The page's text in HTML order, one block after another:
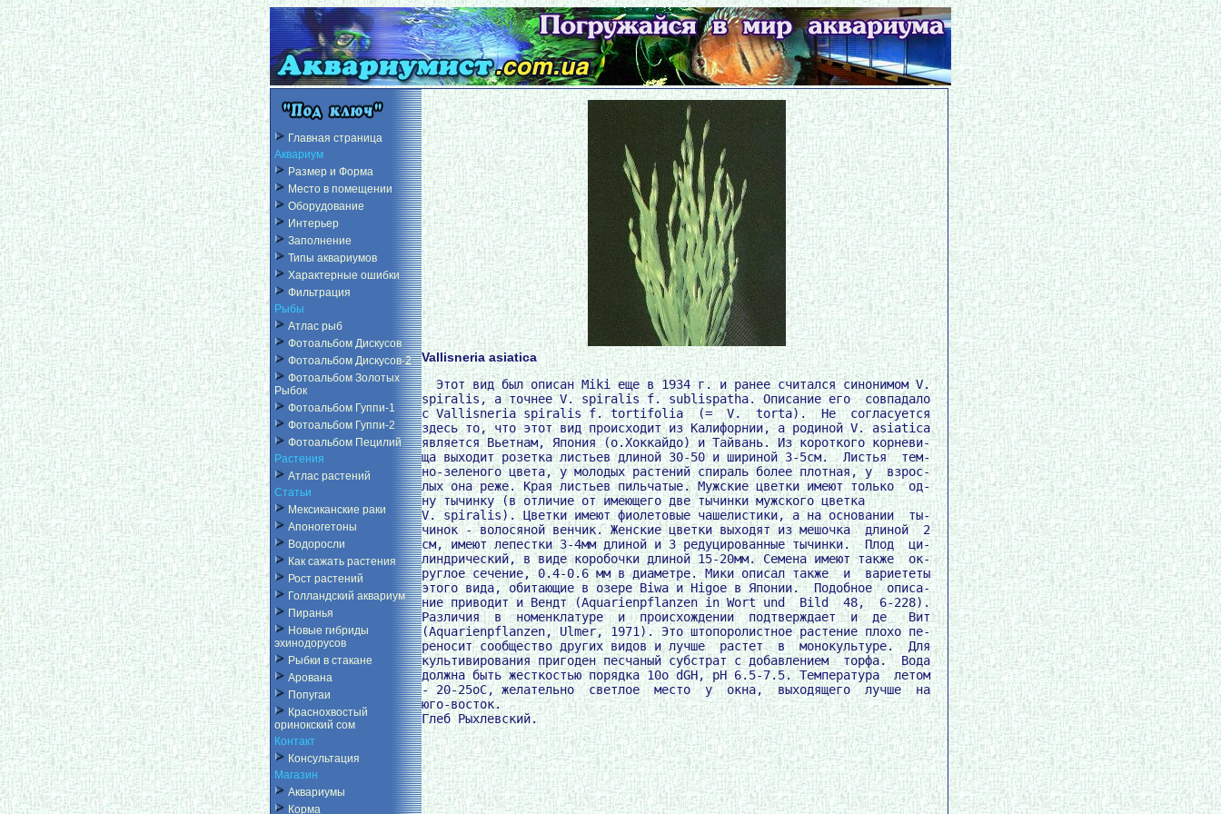
Главная страница
Аквариум
Размер и Форма
Место в помещении
Оборудование
Интерьер
Заполнение
Типы аквариумов
Характерные ошибки
Фильтрация
Рыбы
Атлас рыб
Фотоальбом Дискусов
Фотоальбом Дискусов-2
Фотоальбом Золотых
Рыбок
Фотоальбом Гуппи-1
Фотоальбом Гуппи-2
Фотоальбом Пецилий
Растения
Атлас растений
Статьи
Мексиканские раки
Апоногетоны
Водоросли
Как сажать растения
Рост растений
Голландский аквариум
Пиранья
Новые гибриды
эхинодорусов
Рыбки в стакане
Арована
Попугаи
Краснохвостый
оринокский сом
Контакт
Консультация
Магазин
Аквариумы
Корма
Vallisneria asiatica
  Этот вид был описан Miki еще в 1934 г. и ранее считался синонимом V.
spiralis, а точнее V. spiralis f. sublispatha. Описание его  совпадало
с Vallisneria spiralis f. tortifolia  (=  V.  torta).  Не  согласуется
здесь то, что этот вид происходит из Калифорнии, а родиной V. asiatica
является Вьетнам, Япония (о.Хоккайдо) и Тайвань. Из короткого корневи-
ща выходит розетка листьев длиной 30-50 и шириной 3-5см.  Листья  тем-
но-зеленого цвета, у молодых растений спираль более плотная, у  взрос-
лых она реже. Края листьев пильчатые. Мужские цветки имеют только  од-
ну тычинку (в отличие от имеющего две тычинки мужского цветка
V. spiralis). Цветки имеют фиолетовые чашелистики, а на основании  ты-
чинок - волосяной венчик. Женские цветки выходят из мешочка  длиной  2
см, имеют лепестки 3-4мм длиной и 3 редуцированные тычинки.  Плод  ци-
линдрический, в виде коробочки длиной 15-20мм. Семена имеют также  ок-
руглое сечение, 0.4-0.6 мм в диаметре. Мики описал также  и  вариететы
этого вида, обитающие в озере Biwa и Higoe в Японии.  Подобное  описа-
ние приводит и Вендт (Aquarienpflanzen in Wort und  Bild  48,  6-228).
Различия  в  номенклатуре  и  происхождении  подтверждает  и  де   Вит
(Aquarienpflanzen, Ulmer, 1971). Это штопоролистное растение плохо пе-
реносит сообщество других видов и лучше  растет  в  монокультуре.  Для
культивирования пригоден песчаный субстрат с добавлением  торфа.  Вода
должна быть жесткостью порядка 10о dGH, рН 6.5-7.5. Температура  летом
- 20-25oС, желательно  светлое  место  у  окна,  выходящего  лучше  на
юго-восток.